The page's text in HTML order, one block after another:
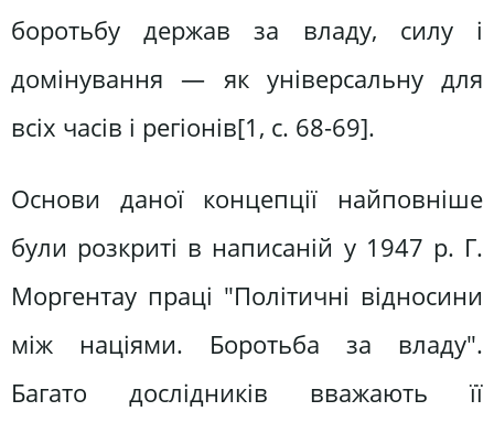
боротьбу держав за владу, силу і
домінування — як універсальну для
всіх часів і регіонів[1, c. 68-69].
Основи даної концепції найповніше
були розкриті в написаній у 1947 p. Г.
Моргентау праці "Політичні відносини
між націями. Боротьба за владу".
Багато дослідників вважають її